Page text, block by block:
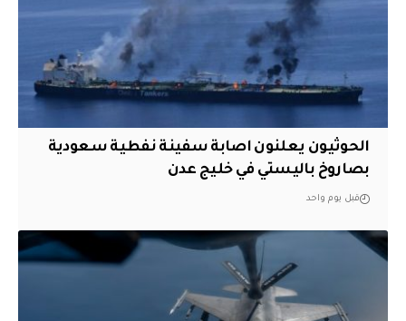
الحوثيون يعلنون اصابة سفينة نفطية سعودية
بصاروخ باليستي في خليج عدن
قبل يوم واحد